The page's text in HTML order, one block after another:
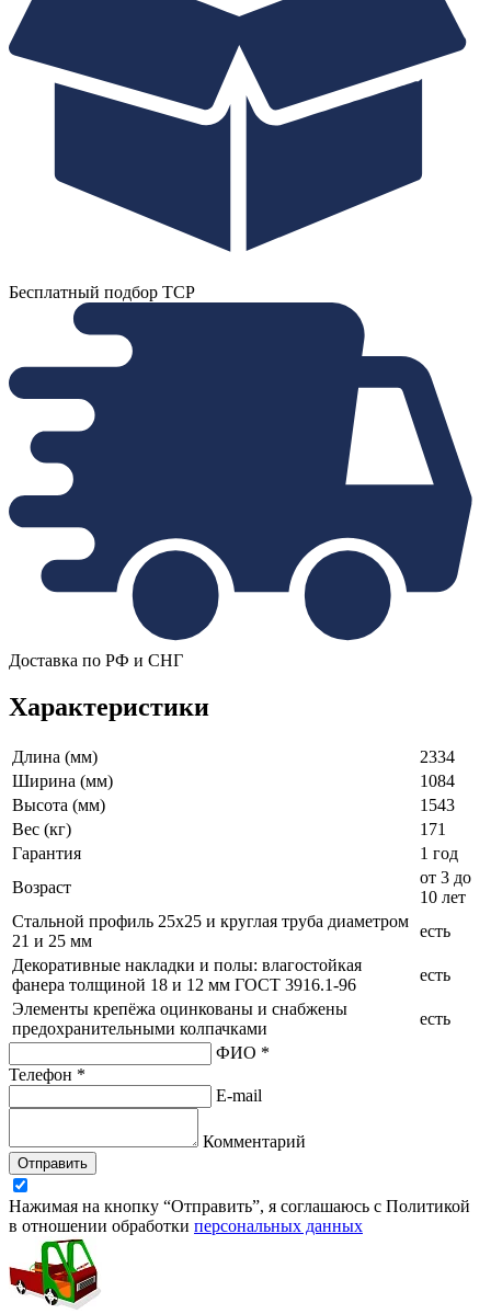
Бесплатный подбор ТСР
Доставка по РФ и СНГ
Характеристики
Длина (мм)
2334
Ширина (мм)
1084
Высота (мм)
1543
Вес (кг)
171
Гарантия
1 год
Возраст
от 3 до
10 лет
Стальной профиль 25х25 и круглая труба диаметром
21 и 25 мм
есть
Декоративные накладки и полы: влагостойкая
фанера толщиной 18 и 12 мм ГОСТ 3916.1-96
есть
Элементы крепёжа оцинкованы и снабжены
предохранительными колпачками
есть
ФИО *
Телефон *
E-mail
Комментарий
Отправить
Нажимая на кнопку “Отправить”, я соглашаюсь с Политикой
в отношении обработки персональных данных